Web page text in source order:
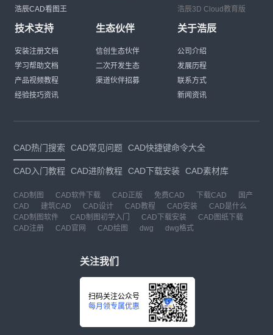
浩辰CAD看图王
浩辰3D Cloud教育版
技术支持
安装注册文档
学习帮助文档
产品视频教程
经验技巧资讯
生态伙伴
信创生态伙伴
二次开发生态
渠道伙伴招募
关于浩辰
公司介绍
发展历程
联系方式
新闻资讯
CAD热门搜索 CAD常见问题 CAD快捷键命令大全
CAD入门教程 CAD进阶教程 CAD下载安装 CAD素材库
CAD制图 CAD软件下载 CAD正版 免费CAD 下载CAD
国产
CAD
建筑CAD CAD设计 CAD教程 CAD安装
CAD是什么
CAD制图软件
CAD制图初学入门 CAD下载安装
CAD图纸下载
CAD注册
CAD官网 CAD绘图 dwg dwg格式
关注我们
扫码关注公众号
每月领专属优惠